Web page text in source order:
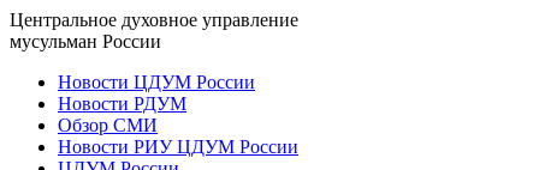
Центральное духовное управление
мусульман России
Новости ЦДУМ России
Новости РДУМ
Обзор СМИ
Новости РИУ ЦДУМ России